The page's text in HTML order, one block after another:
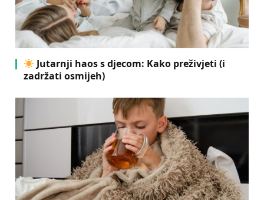
Jutarnji haos s djecom: Kako preživjeti (i
zadržati osmijeh)